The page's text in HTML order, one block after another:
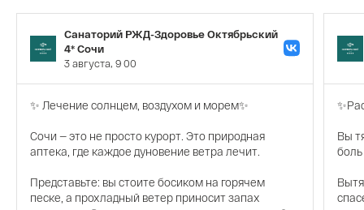
Санаторий РЖД-Здоровье Октябрьский
4* Сочи
3 августа, 9 00
✨ Лечение солнцем, воздухом и морем✨
Сочи — это не просто курорт. Это природная
аптека, где каждое дуновение ветра лечит.
Представьте: вы стоите босиком на горячем
песке, а прохладный ветер приносит запах
Вы